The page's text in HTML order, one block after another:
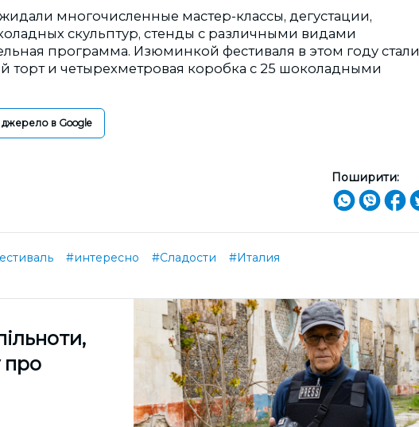
многочисленные мастер-классы, дегустации,
скульптур, стенды с различными видами
программа. Изюминкой фестиваля в этом году стали
и четырехметровая коробка с 25 шоколадными
в Google
Поширити:
#интересно #Сладости #Италия
про